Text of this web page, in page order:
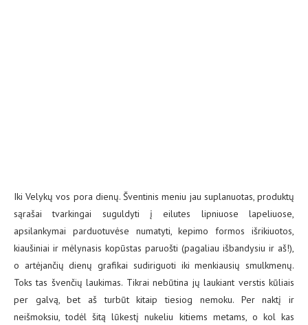
Iki Velykų vos pora dienų. Šventinis meniu jau suplanuotas, produktų
sąrašai tvarkingai suguldyti į eilutes lipniuose lapeliuose,
apsilankymai parduotuvėse numatyti, kepimo formos išrikiuotos,
kiaušiniai ir mėlynasis kopūstas paruošti (pagaliau išbandysiu ir aš!),
o artėjančių dienų grafikai sudiriguoti iki menkiausių smulkmenų.
Toks tas švenčių laukimas. Tikrai nebūtina jų laukiant verstis kūliais
per galvą, bet aš turbūt kitaip tiesiog nemoku. Per naktį ir
neišmoksiu, todėl šitą lūkestį nukeliu kitiems metams, o kol kas